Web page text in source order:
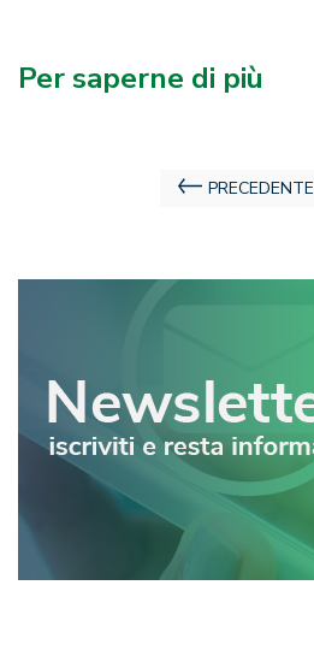
Per saperne di più
Navigazione
PRECEDENTE